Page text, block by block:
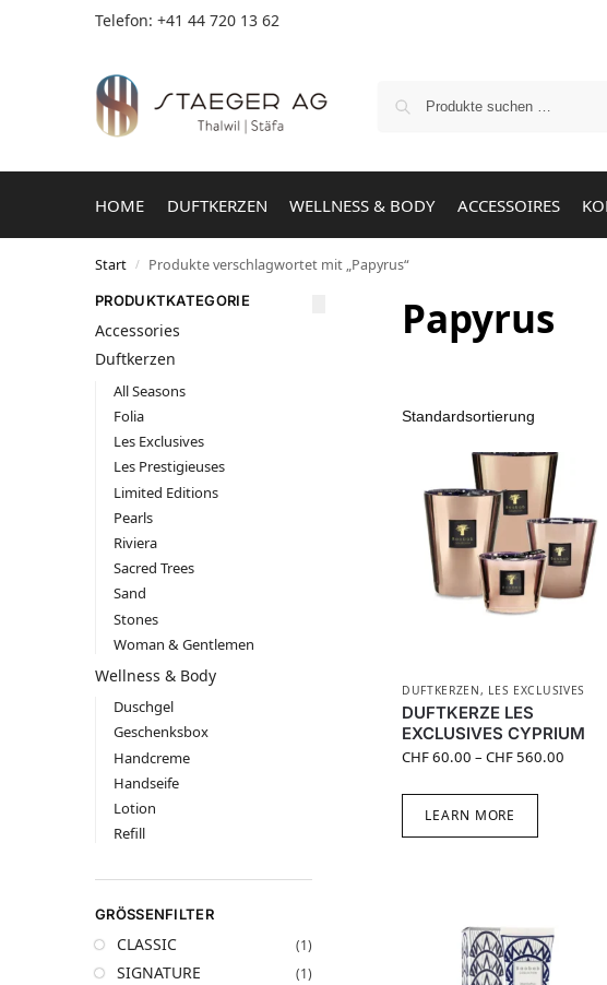
Telefon: +41 44 720 13 62
HOME DUFTKERZEN WELLNESS & BODY ACCESSOIRES
Start / Produkte verschlagwortet mit „Papyrus“
Papyrus
DUFTKERZEN , LES EXCLUSIVES
DUFTKERZE LES
EXCLUSIVES CYPRIUM
CHF60.00 – CHF560.00
LEARN MORE
PRODUKTKATEGORIE
Accessories
Duftkerzen
All Seasons
Folia
Les Exclusives
Les Prestigieuses
Limited Editions
Pearls
Riviera
Sacred Trees
Sand
Stones
Woman & Gentlemen
Wellness & Body
Duschgel
Geschenksbox
Handcreme
Handseife
Lotion
Refill
GRÖSSENFILTER
CLASSIC (1)
SIGNATURE (1)